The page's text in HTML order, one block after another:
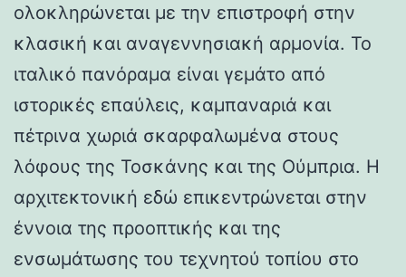
ολοκληρώνεται με την επιστροφή στην
κλασική και αναγεννησιακή αρμονία. Το
ιταλικό πανόραμα είναι γεμάτο από
ιστορικές επαύλεις, καμπαναριά και
πέτρινα χωριά σκαρφαλωμένα στους
λόφους της Τοσκάνης και της Ούμπρια. Η
αρχιτεκτονική εδώ επικεντρώνεται στην
έννοια της προοπτικής και της
ενσωμάτωσης του τεχνητού τοπίου στο